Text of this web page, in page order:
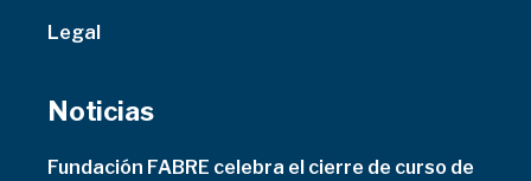
Legal
Noticias
Fundación FABRE celebra el cierre de curso de